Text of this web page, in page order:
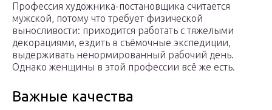
Профессия художника-постановщика считается
мужской, потому что требует физической
выносливости: приходится работать с тяжелыми
декорациями, ездить в съёмочные экспедиции,
выдерживать ненормированный рабочий день.
Однако женщины в этой профессии всё же есть.
Важные качества